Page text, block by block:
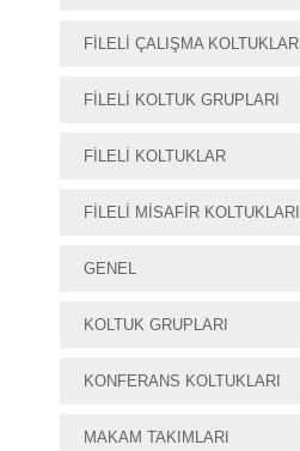
FILELI ÇALIŞMA KOLTUKLARI
FILELI KOLTUK GRUPLARI
FILELI KOLTUKLAR
FILELI MISAFIR KOLTUKLARI
GENEL
KOLTUK GRUPLARI
KONFERANS KOLTUKLARI
MAKAM TAKIMLARI